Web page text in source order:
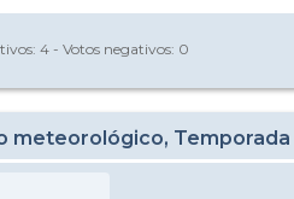
4 - Votos negativos: 0
meteorológico, Temporada